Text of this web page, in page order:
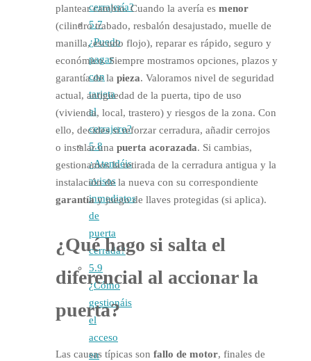
cerrajería?
5.7
¿Puedo
pagar
con
tarjeta
al
cerrajero?
5.8
¿Atendéis
avisos
inmediatos
de
puerta
cerrada?
5.9
¿Cómo
gestionáis
el
acceso
en
plantear cambio. Cuando la avería es menor
(cilindro trabado, resbalón desajustado, muelle de
manilla, escudo flojo), reparar es rápido, seguro y
económico. Siempre mostramos opciones, plazos y
garantía de la pieza. Valoramos nivel de seguridad
actual, antigüedad de la puerta, tipo de uso
(vivienda, local, trastero) y riesgos de la zona. Con
ello, decides si reforzar cerradura, añadir cerrojos
o instalar una puerta acorazada. Si cambias,
gestionamos la retirada de la cerradura antigua y la
instalación de la nueva con su correspondiente
garantíay juego de llaves protegidas (si aplica).
¿Qué hago si salta el
diferencial al accionar la
puerta?
Las causas típicas son fallo de motor, finales de